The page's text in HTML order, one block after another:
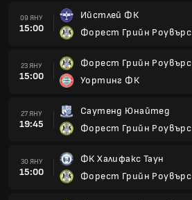
09 ЯНУ
15:00
Ийстлей ФК
Форест Грийн Роувърс
23 ЯНУ
15:00
Форест Грийн Роувърс
Уортинг ФК
27 ЯНУ
19:45
Саутенд Юнайтед
Форест Грийн Роувърс
30 ЯНУ
15:00
ФК Халифакс Таун
Форест Грийн Роувърс